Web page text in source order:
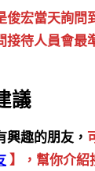
俊宏當天詢問
接待人員會最
議
興趣的朋友，
】，幫你介紹